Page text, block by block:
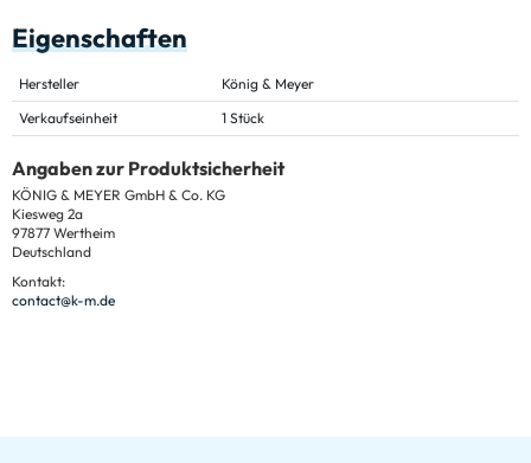
Eigenschaften
Hersteller
König & Meyer
Verkaufseinheit
1 Stück
Angaben zur Produktsicherheit
KÖNIG & MEYER GmbH & Co. KG
Kiesweg 2a
97877 Wertheim
Deutschland
Kontakt:
contact@k-m.de